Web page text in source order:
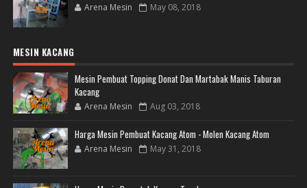
Arena Mesin May 08, 2018
MESIN KACANG
Mesin Pembuat Topping Donat Dan Martabak Manis Taburan
Kacang
Arena Mesin Aug 03, 2018
Harga Mesin Pembuat Kacang Atom - Molen Kacang Atom
Arena Mesin May 31, 2018